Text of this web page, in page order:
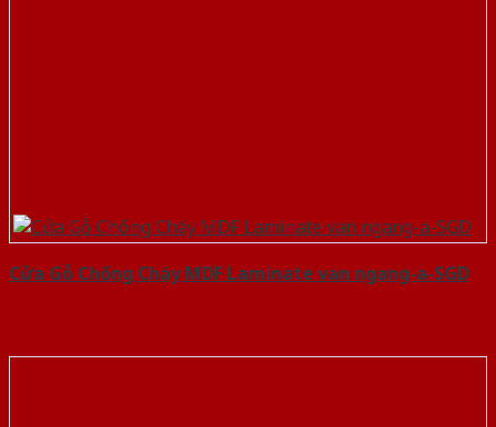
Cửa Gỗ Chống Cháy MDF Laminate van ngang-a-SGD